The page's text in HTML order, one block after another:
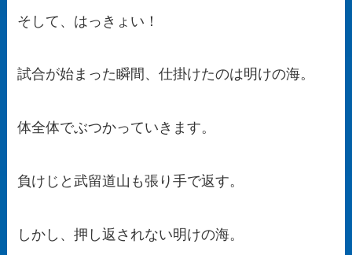
そして、はっきょい！
試合が始まった瞬間、仕掛けたのは明けの海。
体全体でぶつかっていきます。
負けじと武留道山も張り手で返す。
しかし、押し返されない明けの海。